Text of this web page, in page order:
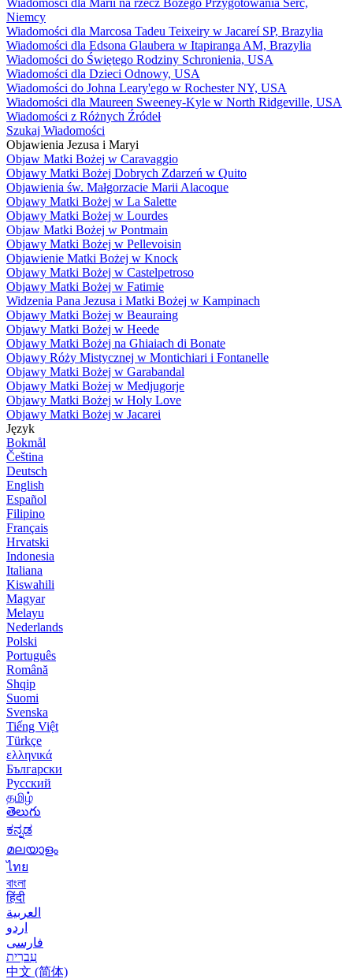
Niemcy
Wiadomości dla Marcosa Tadeu Teixeiry w Jacareí SP, Brazylia
Wiadomości dla Edsona Glaubera w Itapiranga AM, Brazylia
Wiadomości do Świętego Rodziny Schronienia, USA
Wiadomości dla Dzieci Odnowy, USA
Wiadomości do Johna Leary'ego w Rochester NY, USA
Wiadomości dla Maureen Sweeney-Kyle w North Ridgeville, USA
Wiadomości z Różnych Źródeł
Szukaj Wiadomości
Objawienia Jezusa i Maryi
Objaw Matki Bożej w Caravaggio
Objawy Matki Bożej Dobrych Zdarzeń w Quito
Objawienia św. Małgorzacie Marii Alacoque
Objawy Matki Bożej w La Salette
Objawy Matki Bożej w Lourdes
Objaw Matki Bożej w Pontmain
Objawy Matki Bożej w Pellevoisin
Objawienie Matki Bożej w Knock
Objawy Matki Bożej w Castelpetroso
Objawy Matki Bożej w Fatimie
Widzenia Pana Jezusa i Matki Bożej w Kampinach
Objawy Matki Bożej w Beauraing
Objawy Matki Bożej w Heede
Objawy Matki Bożej na Ghiaiach di Bonate
Objawy Róży Mistycznej w Montichiari i Fontanelle
Objawy Matki Bożej w Garabandal
Objawy Matki Bożej w Medjugorje
Objawy Matki Bożej w Holy Love
Objawy Matki Bożej w Jacarei
Język
Bokmål
Čeština
Deutsch
English
Español
Filipino
Français
Hrvatski
Indonesia
Italiana
Kiswahili
Magyar
Melayu
Nederlands
Polski
Português
Română
Shqip
Suomi
Svenska
Tiếng Việt
Türkçe
ελληνικά
Български
Русский
தமிழ்
తెలుగు
ಕನ್ನಡ
മലയാളം
ไทย
বাংলা
हिंदी
العربية
اردو
فارسی
עִברִית
中文 (简体)